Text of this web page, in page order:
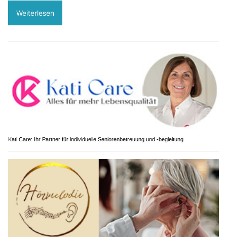
Weiterlesen
Kati Care: Ihr Partner für individuelle Seniorenbetreuung und -begleitung